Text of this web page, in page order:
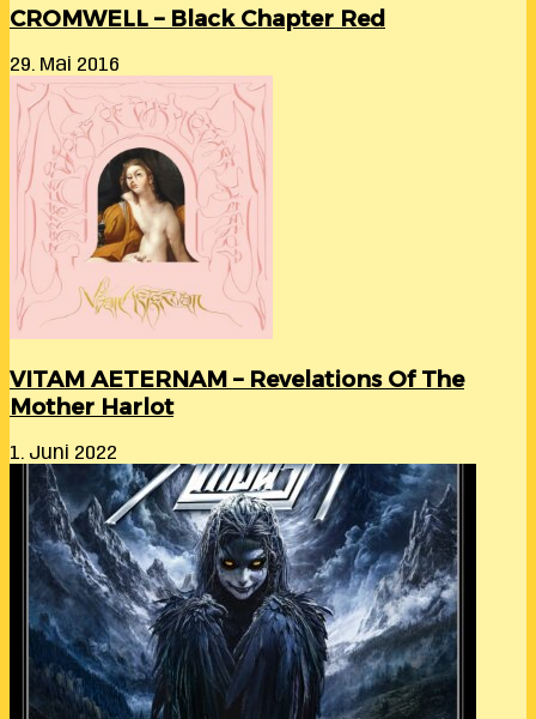
CROMWELL – Black Chapter Red
29. Mai 2016
VITAM AETERNAM – Revelations Of The
Mother Harlot
1. Juni 2022